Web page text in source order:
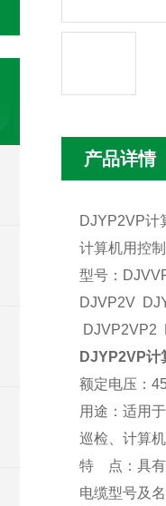
产品详情
DJYP2VP计
计算机用控
型号：
DJVP2V
DJVP2VP2
DJYP2VP计
额定电压：
用途：适用
巡检、计算
特 点：具有
电缆型号及